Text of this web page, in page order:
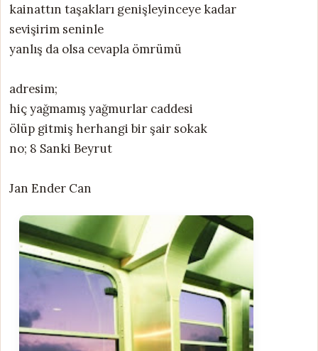
kainattın taşakları genişleyinceye kadar
sevişirim seninle
yanlış da olsa cevapla ömrümü
adresim;
hiç yağmamış yağmurlar caddesi
ölüp gitmiş herhangi bir şair sokak
no; 8 Sanki Beyrut
Jan Ender Can